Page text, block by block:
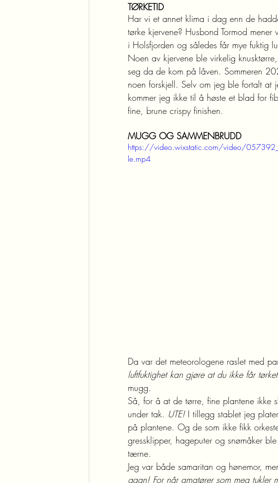
TØRKETID
Har vi et annet klima i dag enn de
tørke kjervene? Husbond Tormod
i Holsfjorden og således får mye fuktig
Noen av kjervene ble virkelig
seg da de kom på låven. Sommeren
noen forskjell. Selv om jeg ble fortalt at
kommer jeg ikke til å høste et blad for
fine, brune crispy finishen.
MUGG OG SAMMENBRUDD
https://video.wixstatic.com/video/
le.mp4
Da var det meteorologene raslet med
luftfuktighet kan gjøre at du ikke får
mugg.
Så, for å at de tørre, fine plantene ikke
under tak. UTE! I tillegg stablet jeg
på plantene. Og de som ikke fikk
gressklipper, hageputer og snømåker
tærne.
Jeg var både samaritan og hønemor,
gagn! For når amatører som meg tukler